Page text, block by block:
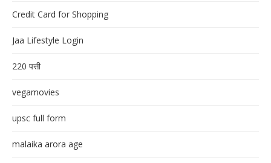
Credit Card for Shopping
Jaa Lifestyle Login
220 पत्ती
vegamovies
upsc full form
malaika arora age